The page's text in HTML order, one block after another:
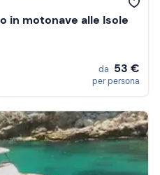
in motonave alle Isole
da 53 €
per persona